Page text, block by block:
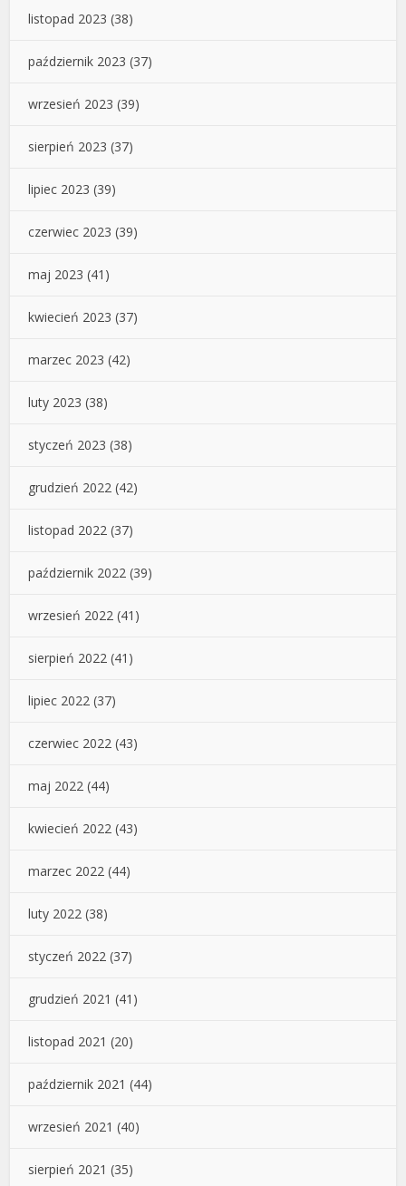
listopad 2023 (38)
październik 2023 (37)
wrzesień 2023 (39)
sierpień 2023 (37)
lipiec 2023 (39)
czerwiec 2023 (39)
maj 2023 (41)
kwiecień 2023 (37)
marzec 2023 (42)
luty 2023 (38)
styczeń 2023 (38)
grudzień 2022 (42)
listopad 2022 (37)
październik 2022 (39)
wrzesień 2022 (41)
sierpień 2022 (41)
lipiec 2022 (37)
czerwiec 2022 (43)
maj 2022 (44)
kwiecień 2022 (43)
marzec 2022 (44)
luty 2022 (38)
styczeń 2022 (37)
grudzień 2021 (41)
listopad 2021 (20)
październik 2021 (44)
wrzesień 2021 (40)
sierpień 2021 (35)